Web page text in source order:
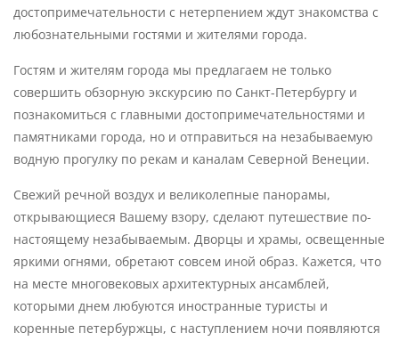
достопримечательности с нетерпением ждут знакомства с
любознательными гостями и жителями города.
Гостям и жителям города мы предлагаем не только
совершить обзорную экскурсию по Санкт-Петербургу и
познакомиться с главными достопримечательностями и
памятниками города, но и отправиться на незабываемую
водную прогулку по рекам и каналам Северной Венеции.
Свежий речной воздух и великолепные панорамы,
открывающиеся Вашему взору, сделают путешествие по-
настоящему незабываемым. Дворцы и храмы, освещенные
яркими огнями, обретают совсем иной образ. Кажется, что
на месте многовековых архитектурных ансамблей,
которыми днем любуются иностранные туристы и
коренные петербуржцы, с наступлением ночи появляются